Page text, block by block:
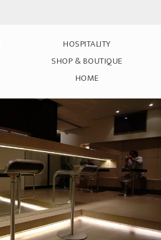
HOSPITALITY
SHOP & BOUTIQUE
HOME